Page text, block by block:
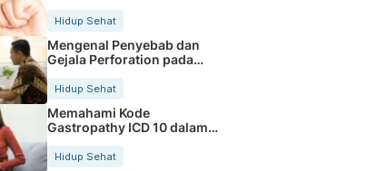
Hidup Sehat
Mengenal Penyebab dan
Gejala Perforation pada
Tubuh
Hidup Sehat
Memahami Kode
Gastropathy ICD 10 dalam
Rekam Medis Pasien
Hidup Sehat